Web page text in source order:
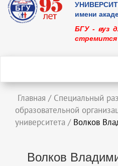
имени
БГУ - вуз
стремится
Главная / Специальный
образовательной
университета / Волков
Волков